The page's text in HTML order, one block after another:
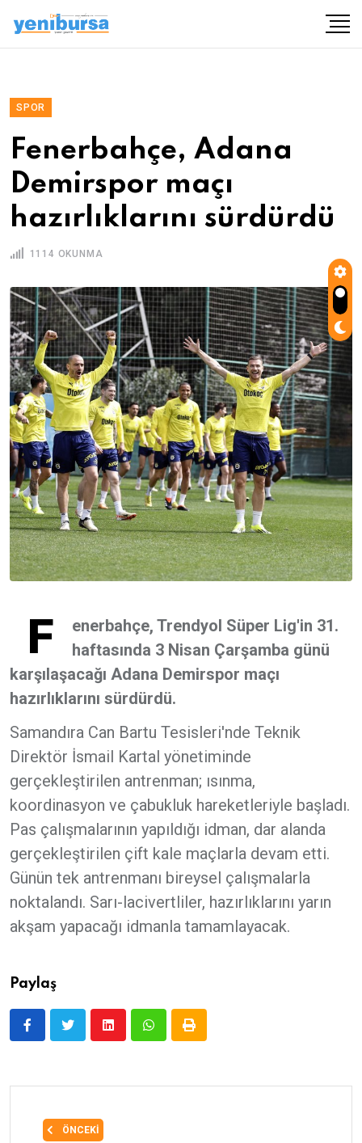
SPOR
Fenerbahçe, Adana
Demirspor maçı
hazırlıklarını sürdürdü
1114 OKUNMA
F
enerbahçe, Trendyol Süper Lig'in 31.
haftasında 3 Nisan Çarşamba günü
karşılaşacağı Adana Demirspor maçı
hazırlıklarını sürdürdü.
Samandıra Can Bartu Tesisleri'nde Teknik
Direktör İsmail Kartal yönetiminde
gerçekleştirilen antrenman; ısınma,
koordinasyon ve çabukluk hareketleriyle başladı.
Pas çalışmalarının yapıldığı idman, dar alanda
gerçekleştirilen çift kale maçlarla devam etti.
Günün tek antrenmanı bireysel çalışmalarla
noktalandı. Sarı-lacivertliler, hazırlıklarını yarın
akşam yapacağı idmanla tamamlayacak.
Paylaş
ÖNCEKI